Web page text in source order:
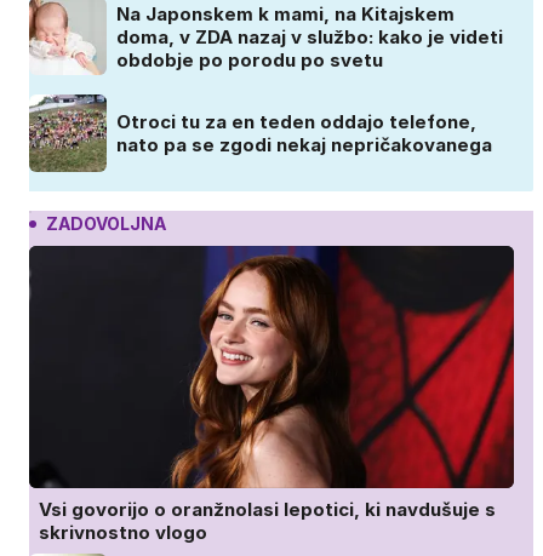
Na Japonskem k mami, na Kitajskem
doma, v ZDA nazaj v službo: kako je videti
obdobje po porodu po svetu
Otroci tu za en teden oddajo telefone,
nato pa se zgodi nekaj nepričakovanega
ZADOVOLJNA
Vsi govorijo o oranžnolasi lepotici, ki navdušuje s
skrivnostno vlogo